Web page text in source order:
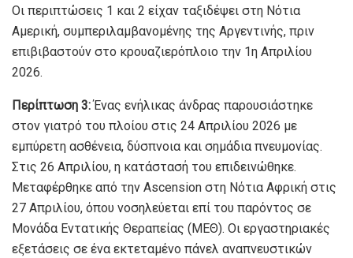
Οι περιπτώσεις 1 και 2 είχαν ταξιδέψει στη Νότια
Αμερική, συμπεριλαμβανομένης της Αργεντινής, πριν
επιβιβαστούν στο κρουαζιερόπλοιο την 1η Απριλίου
2026.
Περίπτωση 3:Ένας ενήλικας άνδρας παρουσιάστηκε
στον γιατρό του πλοίου στις 24 Απριλίου 2026 με
εμπύρετη ασθένεια, δύσπνοια και σημάδια πνευμονίας.
Στις 26 Απριλίου, η κατάστασή του επιδεινώθηκε.
Μεταφέρθηκε από την Ascension στη Νότια Αφρική στις
27 Απριλίου, όπου νοσηλεύεται επί του παρόντος σε
Μονάδα Εντατικής Θεραπείας (ΜΕΘ). Οι εργαστηριακές
εξετάσεις σε ένα εκτεταμένο πάνελ αναπνευστικών